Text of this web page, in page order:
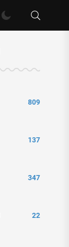
809
137
347
22